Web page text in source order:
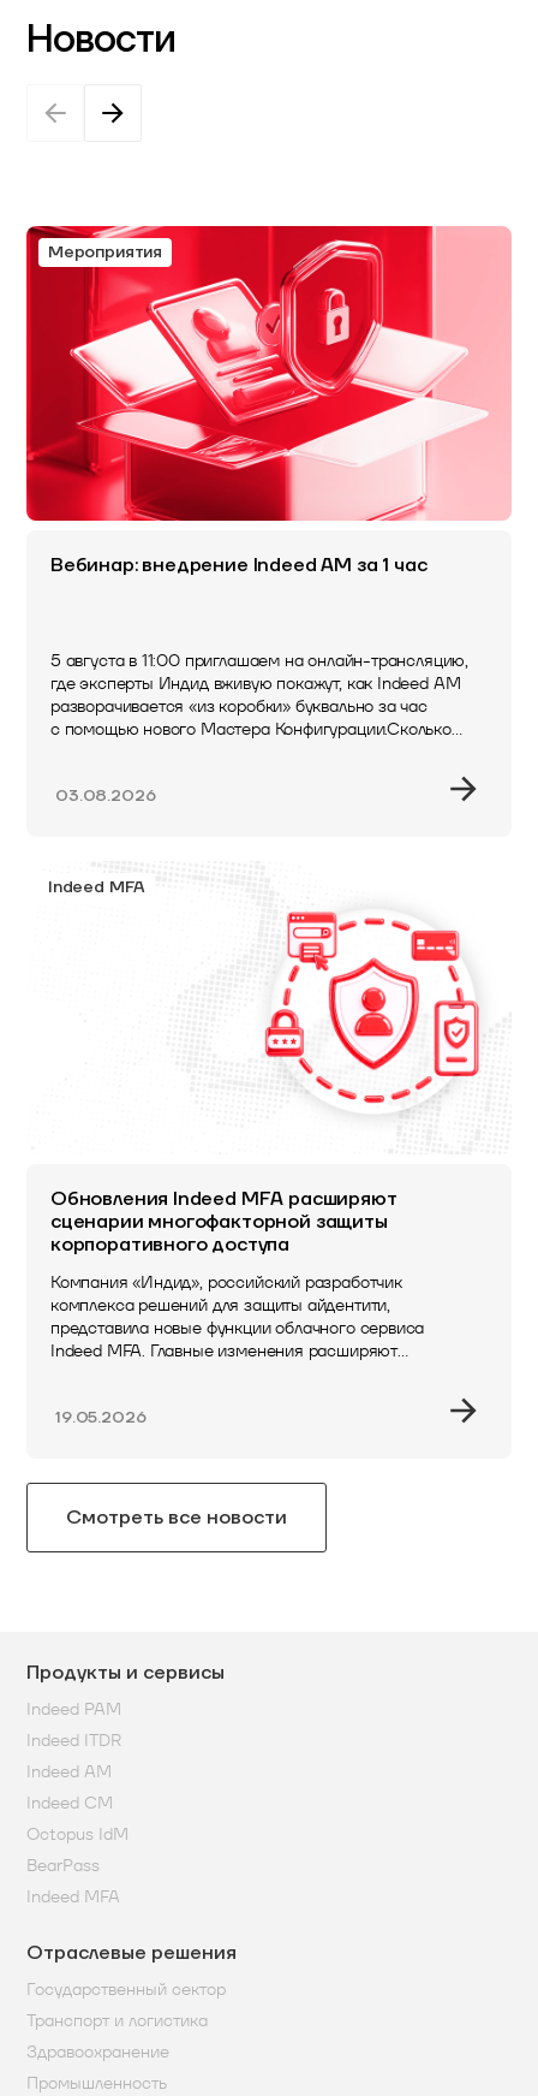
Новости
Мероприятия
Вебинар: внедрение Indeed AM за 1 час
5 августа в 11:00 приглашаем на онлайн-трансляцию,
где эксперты Индид вживую покажут, как Indeed AM
разворачивается «из коробки» буквально за час
с помощью нового Мастера Конфигурации.Сколько
03.08.2026
Indeed MFA
Обновления Indeed MFA расширяют
сценарии многофакторной защиты
корпоративного доступа
Компания «Индид», российский разработчик
комплекса решений для защиты айдентити,
представила новые функции облачного сервиса
Indeed MFA. Главные изменения расширяют
технологии в корпоративной…
19.05.2026
Смотреть все новости
Продукты и сервисы
Indeed PAM
Indeed ITDR
Indeed AM
Indeed CM
Octopus IdM
BearPass
Indeed MFA
Отраслевые решения
Государственный сектор
Транспорт и логистика
Здравоохранение
Промышленность